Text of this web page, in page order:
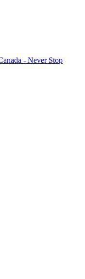
- Never Stop